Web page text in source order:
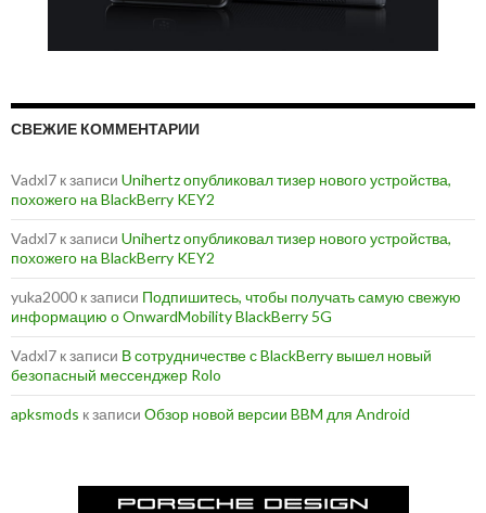
СВЕЖИЕ КОММЕНТАРИИ
Vadxl7 к записи Unihertz опубликовал тизер нового устройства,
похожего на BlackBerry KEY2
Vadxl7 к записи Unihertz опубликовал тизер нового устройства,
похожего на BlackBerry KEY2
yuka2000 к записи Подпишитесь, чтобы получать самую свежую
информацию о OnwardMobility BlackBerry 5G
Vadxl7 к записи В сотрудничестве с BlackBerry вышел новый
безопасный мессенджер Rolo
apksmods к записи Обзор новой версии BBM для Android